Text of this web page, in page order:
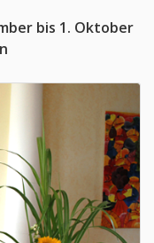
bis 1. Oktober